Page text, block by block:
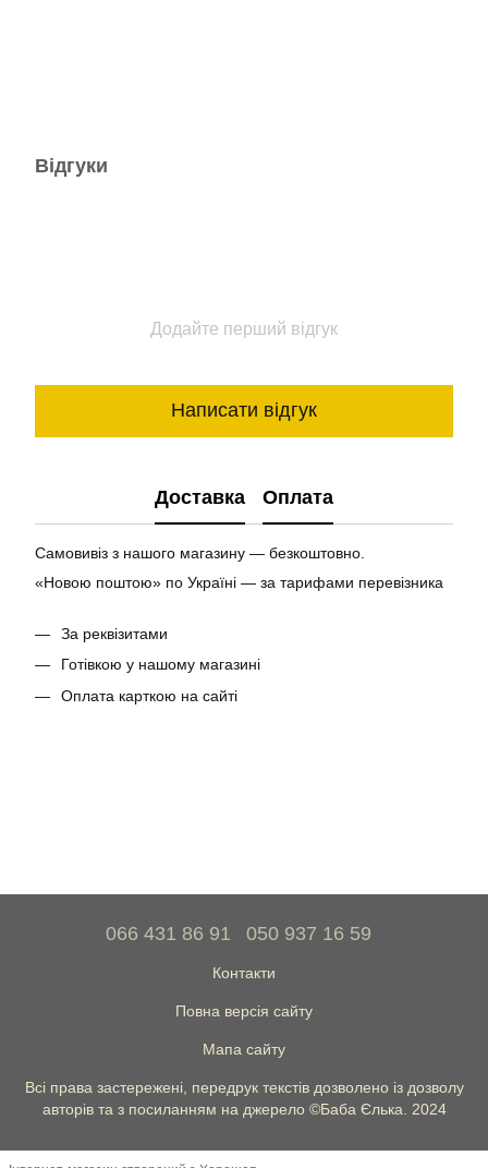
Відгуки
Додайте перший відгук
Написати відгук
Доставка Оплата
Самовивіз з нашого магазину — безкоштовно.
«Новою поштою» по Україні — за тарифами перевізника
За реквізитами
Готівкою у нашому магазині
Оплата карткою на сайті
066 431 86 91 050 937 16 59
Контакти
Повна версія сайту
Мапа сайту
Всі права застережені, передрук текстів дозволено із дозволу
авторів та з посиланням на джерело ©Баба Єлька. 2024